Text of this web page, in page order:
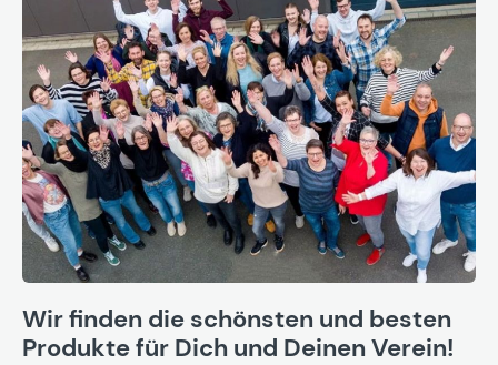
Wir finden die schönsten und besten
Produkte für Dich und Deinen Verein!